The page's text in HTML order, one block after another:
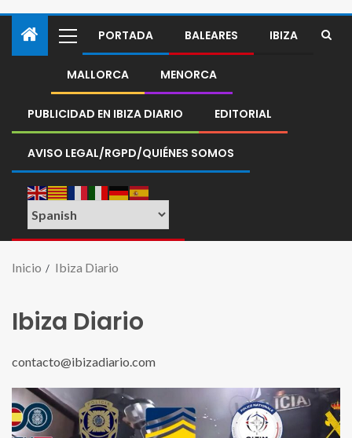
PORTADA BALEARES IBIZA
MALLORCA MENORCA
PUBLICIDAD EN IBIZA DIARIO EDITORIAL
AVISO LEGAL/RGPD/QUIÉNES SOMOS
Inicio Ibiza Diario
Ibiza Diario
contacto@ibizadiario.com